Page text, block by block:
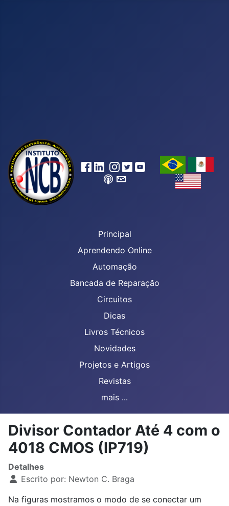
Principal
Aprendendo Online
Automação
Bancada de Reparação
Circuitos
Dicas
Livros Técnicos
Novidades
Projetos e Artigos
Revistas
mais ...
Divisor Contador Até 4 com o
4018 CMOS (IP719)
Detalhes
Escrito por: Newton C. Braga
Na figuras mostramos o modo de se conectar um